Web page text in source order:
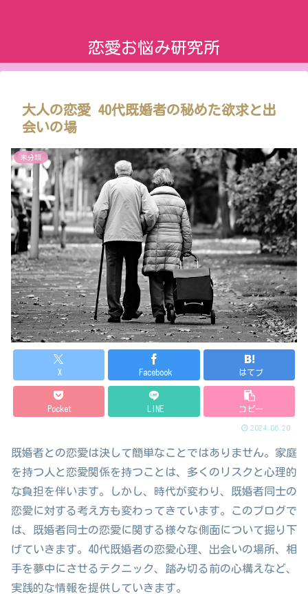
恋愛お悩み研究所
大人の恋愛 40代既婚者の秘めた欲求と出
会いの場
未分類
X Facebook はてブ
Pocket LINE コピー
2024.06.20
既婚者との恋愛は決して簡単なことではありません。家庭
を持つ人と恋愛関係を持つことは、多くのリスクと心理的
な負担を伴います。しかし、時代が変わり、既婚者同士の
恋愛に対する考え方も変わってきています。このブログで
は、既婚者同士の恋愛に関する様々な側面について掘り下
げていきます。40代既婚者の恋愛心理、出会いの場所、相
手を夢中にさせるテクニック、踏み切る前の心構えなど、
実践的な情報を提供していきます。